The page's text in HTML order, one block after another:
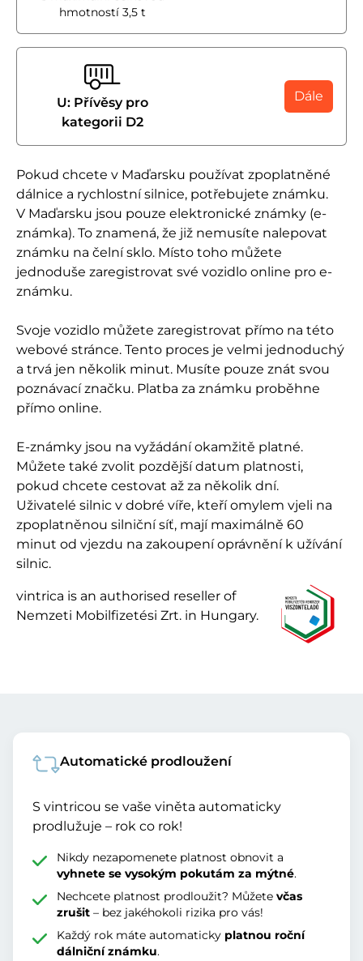
Pokud chcete v Maďarsku používat zpoplatněné
dálnice a rychlostní silnice, potřebujete známku.
V Maďarsku jsou pouze elektronické známky (e-
známka). To znamená, že již nemusíte nalepovat
známku na čelní sklo. Místo toho můžete
jednoduše zaregistrovat své vozidlo online pro e-
známku.
Svoje vozidlo můžete zaregistrovat přímo na této
webové stránce. Tento proces je velmi jednoduchý
a trvá jen několik minut. Musíte pouze znát svou
poznávací značku. Platba za známku proběhne
přímo online.
E-známky jsou na vyžádání okamžitě platné.
Můžete také zvolit pozdější datum platnosti,
pokud chcete cestovat až za několik dní.
Uživatelé silnic v dobré víře, kteří omylem vjeli na
zpoplatněnou silniční síť, mají maximálně 60
minut od vjezdu na zakoupení oprávnění k užívání
silnic.
vintrica is an authorised reseller of
Nemzeti Mobilfizetési Zrt. in Hungary.
hmotností 3,5 t
U: Přívěsy pro
kategorii D2
Dále
Automatické prodloužení
S vintricou se vaše viněta automaticky
prodlužuje – rok co rok!
Nikdy nezapomenete platnost obnovit a
vyhnete se vysokým pokutám za mýtné.
Nechcete platnost prodloužit? Můžetevčas
zrušit – bez jakéhokoli rizika pro vás!
Každý rok máte automaticky platnou roční
dálniční známku.